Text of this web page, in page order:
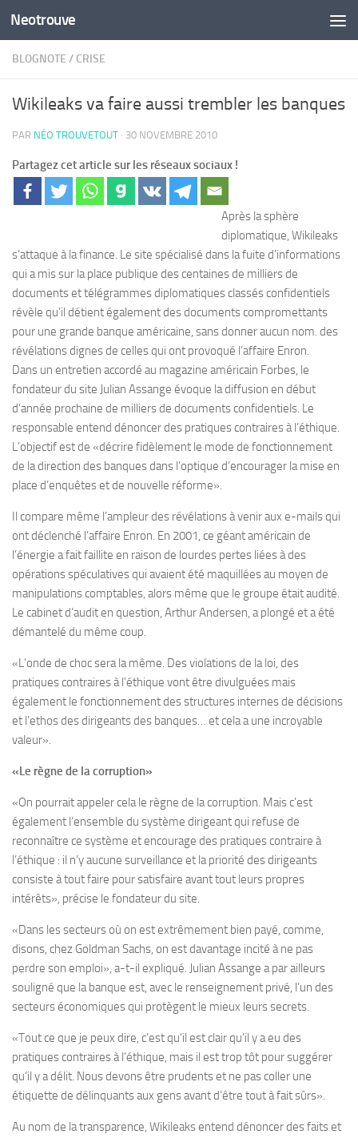
Skip to content
Neotrouve
BLOGNOTE / CRISE
Wikileaks va faire aussi trembler les banques
PAR NÉO TROUVETOUT · 30 NOVEMBRE 2010
Partagez cet article sur les réseaux sociaux !
Après la sphère
diplomatique, Wikileaks
s’attaque à la finance. Le site spécialisé dans la fuite d’informations
qui a mis sur la place publique des centaines de milliers de
documents et télégrammes diplomatiques classés confidentiels
révèle qu’il détient également des documents compromettants
pour une grande banque américaine, sans donner aucun nom. des
révélations dignes de celles qui ont provoqué l’affaire Enron.
Dans un entretien accordé au magazine américain Forbes, le
fondateur du site Julian Assange évoque la diffusion en début
d’année prochaine de milliers de documents confidentiels. Le
responsable entend dénoncer des pratiques contraires à l’éthique.
L’objectif est de «décrire fidèlement le mode de fonctionnement
de la direction des banques dans l’optique d’encourager la mise en
place d’enquêtes et de nouvelle réforme».
Il compare même l’ampleur des révélations à venir aux e-mails qui
ont déclenché l’affaire Enron. En 2001, ce géant américain de
l’énergie a fait faillite en raison de lourdes pertes liées à des
opérations spéculatives qui avaient été maquillées au moyen de
manipulations comptables, alors même que le groupe était audité.
Le cabinet d’audit en question, Arthur Andersen, a plongé et a été
démantelé du même coup.
«L’onde de choc sera la même. Des violations de la loi, des
pratiques contraires à l’éthique vont être divulguées mais
également le fonctionnement des structures internes de décisions
et l’ethos des dirigeants des banques… et cela a une incroyable
valeur».
«Le règne de la corruption»
«On pourrait appeler cela le règne de la corruption. Mais c’est
également l’ensemble du système dirigeant qui refuse de
reconnaître ce système et encourage des pratiques contraire à
l’éthique : il n’y aucune surveillance et la priorité des dirigeants
consiste à tout faire pour satisfaire avant tout leurs propres
intérêts», précise le fondateur du site.
«Dans les secteurs où on est extrêmement bien payé, comme,
disons, chez Goldman Sachs, on est davantage incité à ne pas
perdre son emploi», a-t-il expliqué. Julian Assange a par ailleurs
souligné que la banque est, avec le renseignement privé, l’un des
secteurs économiques qui protègent le mieux leurs secrets.
«Tout ce que je peux dire, c’est qu’il est clair qu’il y a eu des
pratiques contraires à l’éthique, mais il est trop tôt pour suggérer
qu’il y a délit. Nous devons être prudents et ne pas coller une
étiquette de délinquants aux gens avant d’être tout à fait sûrs».
Au nom de la transparence, Wikileaks entend dénoncer des faits et